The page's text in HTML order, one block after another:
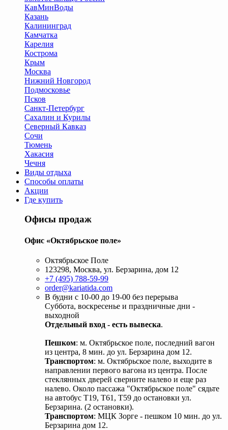
КавМинВоды
Казань
Калининград
Камчатка
Карелия
Кострома
Крым
Москва
Нижний Новгород
Подмосковье
Псков
Санкт-Петербург
Сахалин и Курилы
Северный Кавказ
Сочи
Тюмень
Хакасия
Чечня
Виды отдыха
Способы оплаты
Акции
Где купить
Офисы продаж
Офис «Октябрьское поле»
Октябрьское Поле
123298, Москва, ул. Берзарина, дом 12
+7 (495) 788-59-99
order@kariatida.com
В будни с 10-00 до 19-00 без перерыва
Суббота, воскресенье и праздничные дни -
выходной
Отдельный вход - есть вывеска.
Пешком: м. Октябрьское поле, последний вагон
из центра, 8 мин. до ул. Берзарина дом 12.
Транспортом: м. Октябрьское поле, выходите в
направлении первого вагона из центра. После
стеклянных дверей сверните налево и еще раз
налево. Около пассажа "Октябрьское поле" сядьте
на автобус Т19, Т61, Т59 до остановки ул.
Берзарина. (2 остановки).
Транспортом: МЦК Зорге - пешком 10 мин. до ул.
Берзарина дом 12.